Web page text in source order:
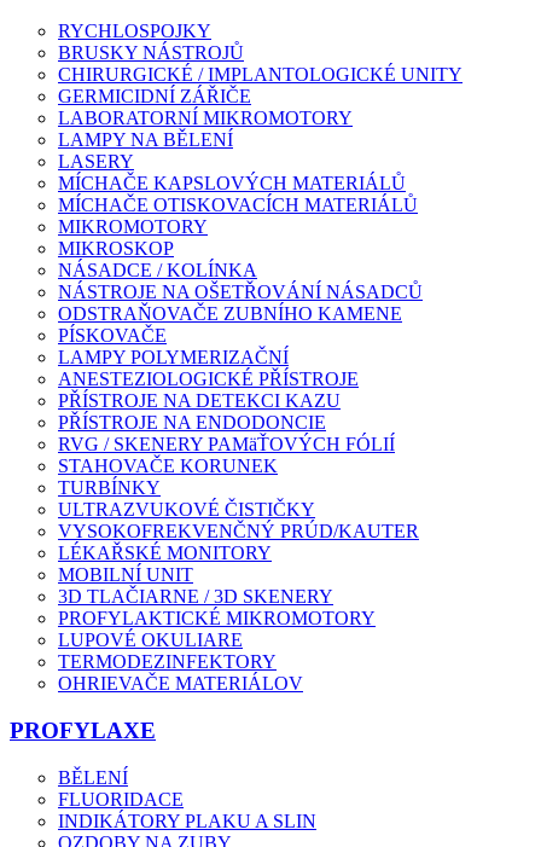
RYCHLOSPOJKY
BRUSKY NÁSTROJŮ
CHIRURGICKÉ / IMPLANTOLOGICKÉ UNITY
GERMICIDNÍ ZÁŘIČE
LABORATORNÍ MIKROMOTORY
LAMPY NA BĚLENÍ
LASERY
MÍCHAČE KAPSLOVÝCH MATERIÁLŮ
MÍCHAČE OTISKOVACÍCH MATERIÁLŮ
MIKROMOTORY
MIKROSKOP
NÁSADCE / KOLÍNKA
NÁSTROJE NA OŠETŘOVÁNÍ NÁSADCŮ
ODSTRAŇOVAČE ZUBNÍHO KAMENE
PÍSKOVAČE
LAMPY POLYMERIZAČNÍ
ANESTEZIOLOGICKÉ PŘÍSTROJE
PŘÍSTROJE NA DETEKCI KAZU
PŘÍSTROJE NA ENDODONCIE
RVG / SKENERY PAMäŤOVÝCH FÓLIÍ
STAHOVAČE KORUNEK
TURBÍNKY
ULTRAZVUKOVÉ ČISTIČKY
VYSOKOFREKVENČNÝ PRÚD/KAUTER
LÉKAŘSKÉ MONITORY
MOBILNÍ UNIT
3D TLAČIARNE / 3D SKENERY
PROFYLAKTICKÉ MIKROMOTORY
LUPOVÉ OKULIARE
TERMODEZINFEKTORY
OHRIEVAČE MATERIÁLOV
PROFYLAXE
BĚLENÍ
FLUORIDACE
INDIKÁTORY PLAKU A SLIN
OZDOBY NA ZUBY